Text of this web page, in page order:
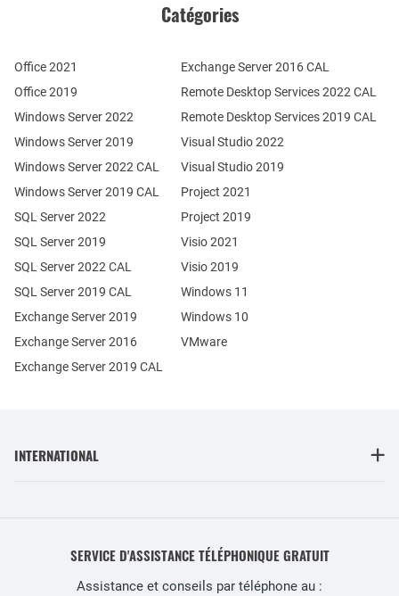
Catégories
Office 2021
Office 2019
Windows Server 2022
Windows Server 2019
Exchange Server 2019
Exchange Server 2016
SQL Server 2022
SQL Server 2019
Windows Server 2022 CAL
Windows Server 2019 CAL
SQL Server 2022 CAL
SQL Server 2019 CAL
Remote Desktop Services 2022 CAL
Remote Desktop Services 2019 CAL
Exchange Server 2019 CAL
Exchange Server 2016 CAL
Visual Studio 2022
Visual Studio 2019
Project 2021
Project 2019
Visio 2021
Visio 2019
Windows 11
Windows 10
VMware
INTERNATIONAL
SERVICE D'ASSISTANCE TÉLÉPHONIQUE GRATUIT
Assistance et conseils par téléphone au :